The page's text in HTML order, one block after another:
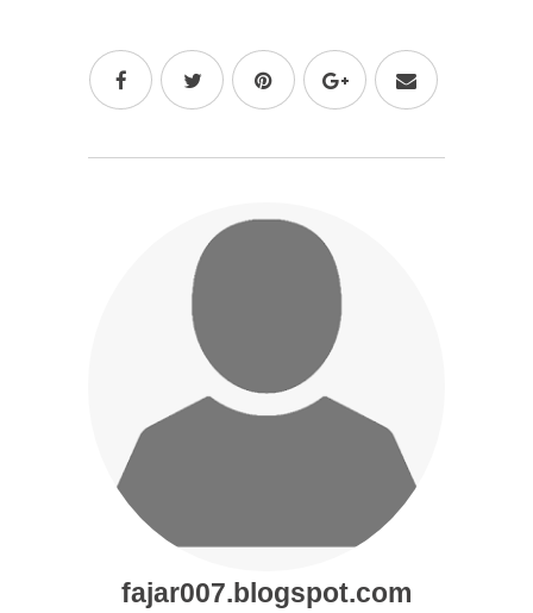
fajar007.blogspot.com